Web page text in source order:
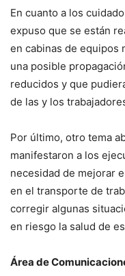
En cuanto a los
expuso que se están
en cabinas de equipos
una posible
reducidos y que
de las y los
Por último, otro tema
manifestaron a los
necesidad de mejorar
en el transporte de
corregir algunas
en riesgo la salud de
Área de